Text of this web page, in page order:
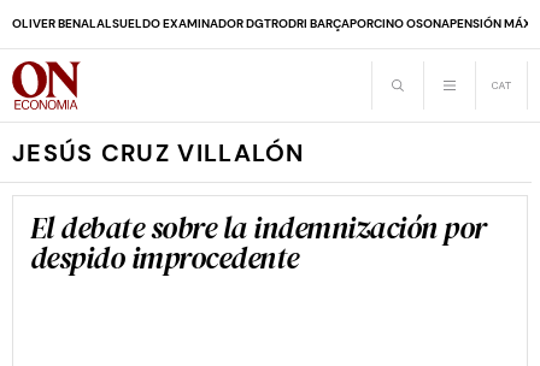
OLIVER BENALALSUELDO EXAMINADOR DGTRODRI BARÇAPORCINO OSONAPENSIÓN
JESÚS CRUZ VILLALÓN
El debate sobre la indemnización por
despido improcedente